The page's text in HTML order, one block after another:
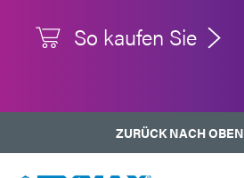
So kaufen Sie
ZURÜCK NACH OBEN